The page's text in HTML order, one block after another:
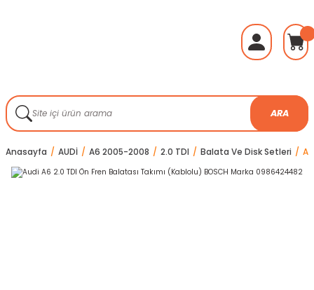
ARA
Anasayfa AUDİ A6 2005-2008 2.0 TDI Balata Ve Disk Setleri